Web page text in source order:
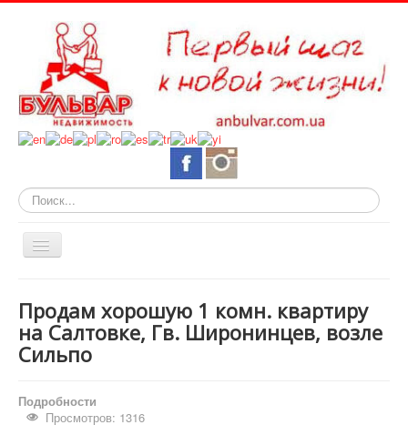
Искать...
Включить/
выключить
Горящие объекты
Новостройки
Дома и участки
Продам хорошую 1 комн. квартиру
на Салтовке, Гв. Широнинцев, возле
Сильпо
Подробности
Просмотров: 1316